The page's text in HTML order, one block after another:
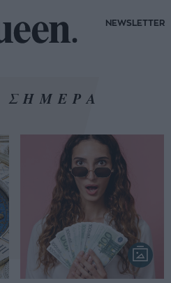
NEWSLETTER
ΣΗΜΕΡΑ